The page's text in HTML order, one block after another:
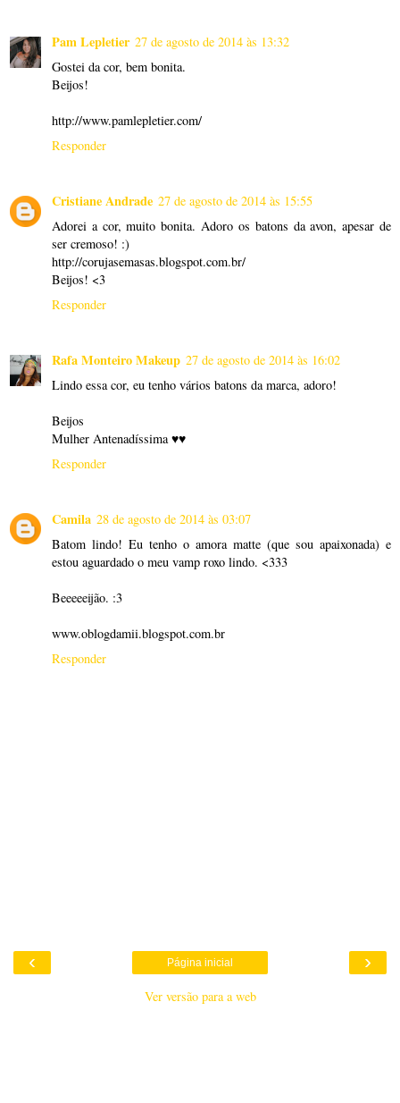
Pam Lepletier 27 de agosto de 2014 às 13:32
Gostei da cor, bem bonita.
Beijos!
http://www.pamlepletier.com/
Responder
Cristiane Andrade 27 de agosto de 2014 às 15:55
Adorei a cor, muito bonita. Adoro os batons da avon, apesar de
ser cremoso! :)
http://corujasemasas.blogspot.com.br/
Beijos! <3
Responder
Rafa Monteiro Makeup 27 de agosto de 2014 às 16:02
Lindo essa cor, eu tenho vários batons da marca, adoro!
Beijos
Mulher Antenadíssima ♥♥
Responder
Camila 28 de agosto de 2014 às 03:07
Batom lindo! Eu tenho o amora matte (que sou apaixonada) e
estou aguardado o meu vamp roxo lindo. <333
Beeeeeijão. :3
www.oblogdamii.blogspot.com.br
Responder
‹ ›
Página inicial
Ver versão para a web